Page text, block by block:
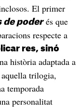
El primer
de poderés que
respecte a
res, sinó
història adaptada a
trilogia,
temporada
personalitat